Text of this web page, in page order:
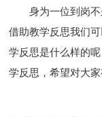
身为一位到岗
借助教学反思我们
学反思是什么样的
学反思，希望对大家